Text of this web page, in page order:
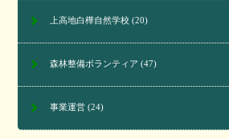
上高地白樺自然学校(20)
森林整備ボランティア (47)
事業運営(24)